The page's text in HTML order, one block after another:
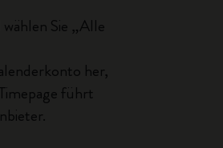
Sie „Alle
her,
führt